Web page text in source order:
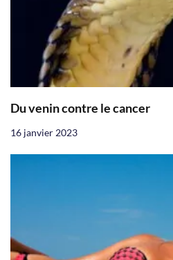
Du venin contre le cancer
16 janvier 2023